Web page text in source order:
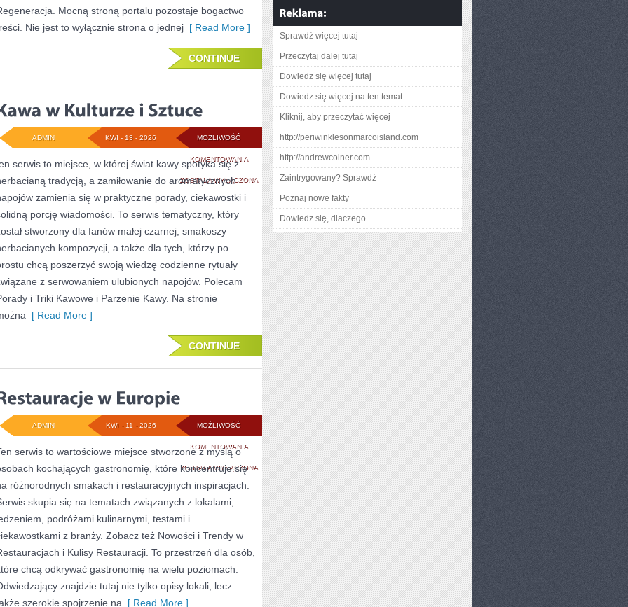
Mocną stroną portalu pozostaje bogactwo
Nie jest to wyłącznie strona o jednej [ Read More ]
CONTINUE
MOŻLIWOŚĆ
KOMENTOWANIAKAWA
W
KULTURZE
SZTUCE
ZOSTAŁA WYŁĄCZONA
KWI - 13 - 2026
ADMIN
serwis to miejsce, w której świat kawy spotyka się z
tradycją, a zamiłowanie do aromatycznych
zamienia się w praktyczne porady, ciekawostki i
porcję wiadomości. To serwis tematyczny, który
stworzony dla fanów małej czarnej, smakoszy
kompozycji, a także dla tych, którzy po
chcą poszerzyć swoją wiedzę codzienne rytuały
z serwowaniem ulubionych napojów. Polecam
i Triki Kawowe i Parzenie Kawy. Na stronie
[ Read More ]
CONTINUE
MOŻLIWOŚĆ
KOMENTOWANIARESTAURACJE
W
EUROPIE
ZOSTAŁA WYŁĄCZONA
KWI - 11 - 2026
ADMIN
serwis to wartościowe miejsce stworzone z myślą o
kochających gastronomię, które koncentruje się
różnorodnych smakach i restauracyjnych inspiracjach.
skupia się na tematach związanych z lokalami,
podróżami kulinarnymi, testami i
z branży. Zobacz też Nowości i Trendy w
i Kulisy Restauracji. To przestrzeń dla osób,
chcą odkrywać gastronomię na wielu poziomach.
znajdzie tutaj nie tylko opisy lokali, lecz
szerokie spojrzenie na [ Read More ]
Sprawdź więcej tutaj
Przeczytaj dalej tutaj
Dowiedz się więcej tutaj
Dowiedz się więcej na ten temat
Kliknij, aby przeczytać więcej
http://periwinklesonmarcoisland.com
http://andrewcoiner.com
Zaintrygowany? Sprawdź
Poznaj nowe fakty
Dowiedz się, dlaczego